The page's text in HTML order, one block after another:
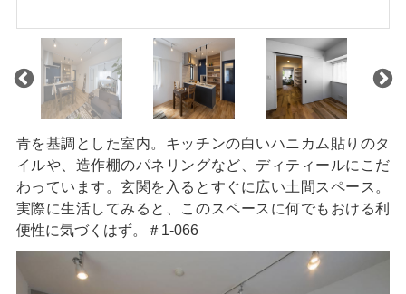
青を基調とした室内。キッチンの白いハニカム貼りのタ
イルや、造作棚のパネリングなど、ディティールにこだ
わっています。玄関を入るとすぐに広い土間スペース。
実際に生活してみると、このスペースに何でもおける利
便性に気づくはず。＃1-066